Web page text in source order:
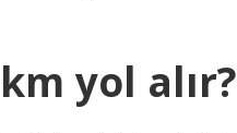
yol alır?